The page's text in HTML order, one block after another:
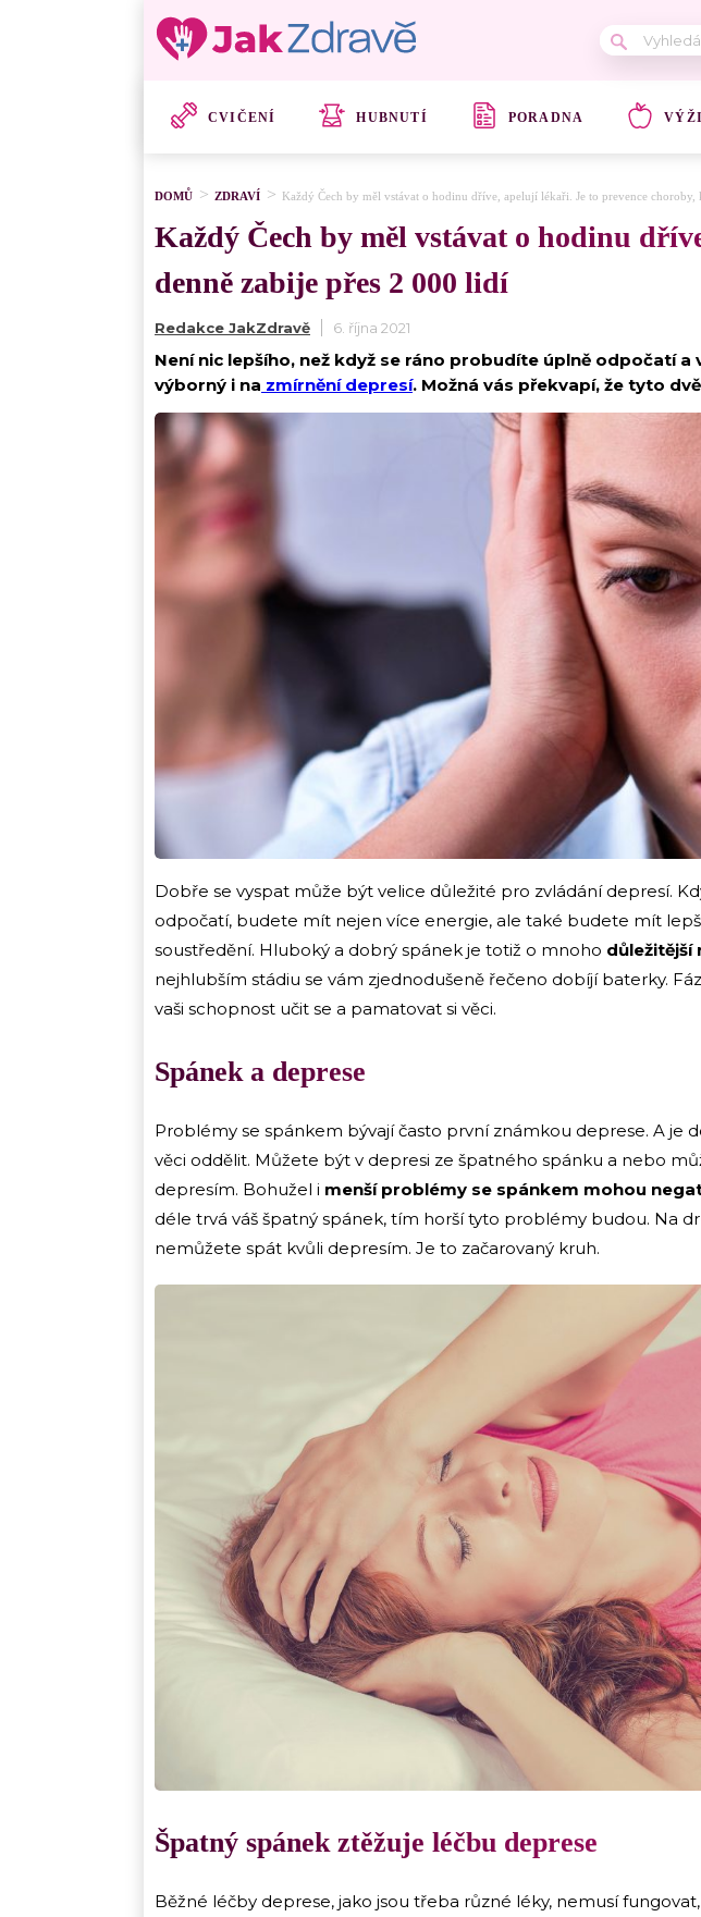
CVIČENÍ HUBNUTÍ PORADNA
DOMŮ ZDRAVÍ Každý Čech by měl vstávat o hodinu dříve, apelují lékaři. Je to prevence choroby,
Každý Čech by měl vstávat o hodinu
denně zabije přes 2 000 lidí
Redakce JakZdravě 6. října 2021
Není nic lepšího, než když se ráno probudíte úplně odpočatí a
výborný i na zmírnění depresí. Možná vás překvapí, že tyto
Dobře se vyspat může být velice důležité pro zvládání depresí.
odpočatí, budete mít nejen více energie, ale také budete mít
soustředění. Hluboký a dobrý spánek je totiž o mnoho důležitější
nejhlubším stádiu se vám zjednodušeně řečeno dobíjí baterky.
vaši schopnost učit se a pamatovat si věci.
Spánek a deprese
Problémy se spánkem bývají často první známkou deprese. A je
věci oddělit. Můžete být v depresi ze špatného spánku a nebo
depresím. Bohužel i menší problémy se spánkem mohou
déle trvá váš špatný spánek, tím horší tyto problémy budou. Na
nemůžete spát kvůli depresím. Je to začarovaný kruh.
Špatný spánek ztěžuje léčbu deprese
Běžné léčby deprese, jako jsou třeba různé léky, nemusí